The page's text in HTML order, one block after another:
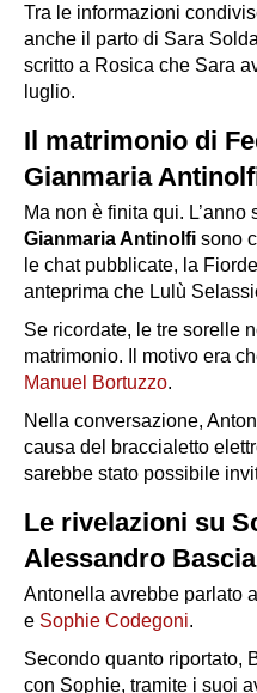
Tra le informazioni
anche il parto di Sara
scritto a Rosica che Sara
luglio.
Il matrimonio di
Gianmaria
Ma non è finita qui. L’anno
Gianmaria Antinolfi sono
le chat pubblicate, la
anteprima che Lulù
Se ricordate, le tre sorelle
matrimonio. Il motivo era
Manuel Bortuzzo.
Nella conversazione,
causa del braccialetto
sarebbe stato possibile
Le rivelazioni su
Alessandro
Antonella avrebbe parlato
e Sophie Codegoni.
Secondo quanto riportato,
con Sophie, tramite i suoi